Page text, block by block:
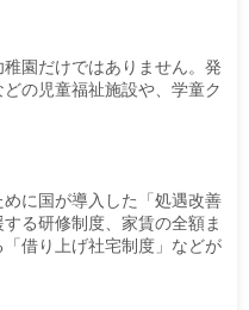
園だけではありません。発
の児童福祉施設や、学童ク
に国が導入した「処遇改善
る研修制度、家賃の全額ま
借り上げ社宅制度」などが